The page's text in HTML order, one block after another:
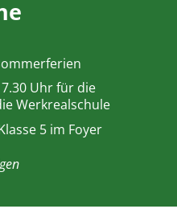
Uhr für die
Werkrealschule
5 im Foyer